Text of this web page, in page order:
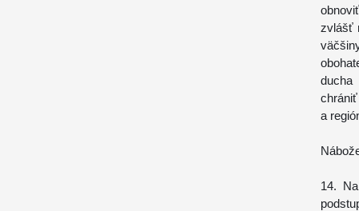
zvlášť
ducha
a
14.